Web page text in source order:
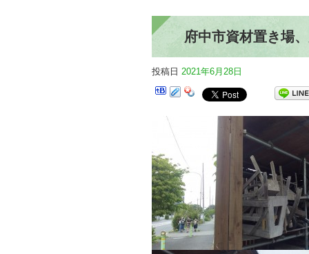
府中市資材置き場
投稿日 2021年6月28日